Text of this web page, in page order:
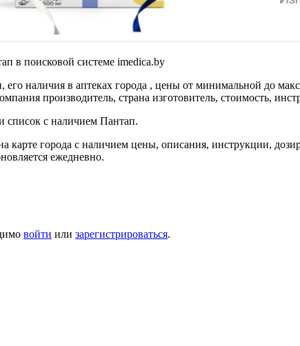
в поисковой системе imedica.by
наличия в аптеках города , цены от минимальной до
производитель, страна изготовитель, стоимость,
список с наличием Пантап.
города с наличием цены, описания, инструкции,
ежедневно.
войти или зарегистрироваться.